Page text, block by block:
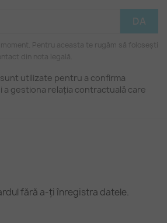
Pentru aceasta te rugăm să folosești
din nota legală.
utilizate pentru a confirma
a gestiona relația contractuală care
fără a-ți înregistra datele.